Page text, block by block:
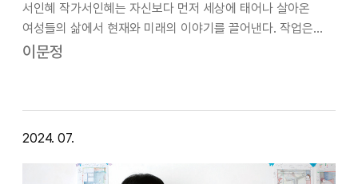
서인혜 작가서인혜는 자신보다 먼저 세상에 태어나 살아온
여성들의 삶에서 현재와 미래의 이야기를 끌어낸다. 작업은
작가가 직접 경험했거나 전해 들은 실재하는 삶에서부터
이문정
2024. 07.